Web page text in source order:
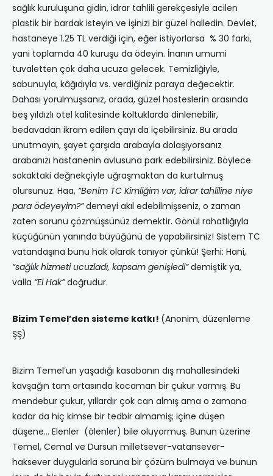
sağlık kuruluşuna gidin, idrar tahlili gerekçesiyle acilen
plastik bir bardak isteyin ve işinizi bir güzel halledin. Devlet,
hastaneye 1.25 TL verdiği için, eğer istiyorlarsa % 30 farkı,
yani toplamda 40 kuruşu da ödeyin. İnanın umumi
tuvaletten çok daha ucuza gelecek. Temizliğiyle,
sabunuyla, kâğıdıyla vs. verdiğiniz paraya değecektir.
Dahası yorulmuşsanız, orada, güzel hosteslerin arasında
beş yıldızlı otel kalitesinde koltuklarda dinlenebilir,
bedavadan ikram edilen çayı da içebilirsiniz. Bu arada
unutmayın, şayet çarşıda arabayla dolaşıyorsanız
arabanızı hastanenin avlusuna park edebilirsiniz. Böylece
sokaktaki değnekçiyle uğraşmaktan da kurtulmuş
olursunuz. Haa, “Benim TC Kimliğim var, idrar tahliline niye
para ödeyeyim?”demeyi akıl edebilmişseniz, o zaman
zaten sorunu çözmüşsünüz demektir. Gönül rahatlığıyla
küçüğünün yanında büyüğünü de yapabilirsiniz! Sistem TC
vatandaşına bunu hak olarak tanıyor çünkü! Şerhi: Hani,
“sağlık hizmeti ucuzladı, kapsam genişledi”demiştik ya,
valla “El Hak”doğrudur.
Bizim Temel’den sisteme katkı! (Anonim, düzenleme
ŞŞ)
Bizim Temel’un yaşadığı kasabanın dış mahallesindeki
kavşağın tam ortasında kocaman bir çukur varmış. Bu
mendebur çukur, yıllardır çok can almış ama o zamana
kadar da hiç kimse bir tedbir almamiş; içine düşen
düşene… Elenler (ölenler) bile oluyormuş. Bunun üzerine
Temel, Cemal ve Dursun milletsever-vatansever-
haksever duygularla soruna bir çözüm bulmaya ve bunun